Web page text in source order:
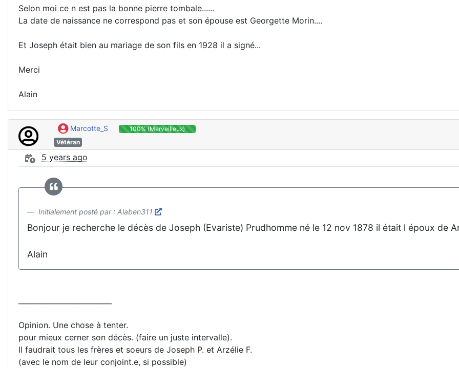
Selon moi ce n est pas la bonne pierre tombale......
La date de naissance ne correspond pas et son épouse est Georgette Morin....
Et Joseph était bien au mariage de son fils en 1928 il a signé...
Merci
Alain
Marcotte_S
100% (Merveilleux)
Vétéran
5 years ago
Initialement posté par : Alaben311
Bonjour je recherche le décès de Joseph (Evariste) Prudhomme né le 12 nov 1878 il était l époux de
Alain
Opinion. Une chose à tenter.
pour mieux cerner son décès. (faire un juste intervalle).
Il faudrait tous les frères et soeurs de Joseph P. et Arzélie F.
(avec le nom de leur conjoint.e, si possible)